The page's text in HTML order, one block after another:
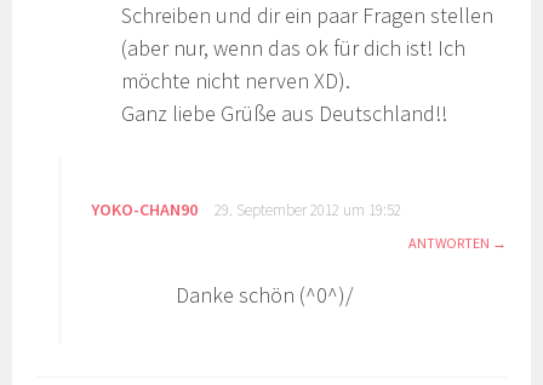
Schreiben und dir ein paar Fragen stellen
(aber nur, wenn das ok für dich ist! Ich
möchte nicht nerven XD).
Ganz liebe Grüße aus Deutschland!!
YOKO-CHAN90 29. September 2012 um 19:52
ANTWORTEN
Danke schön (^0^)/